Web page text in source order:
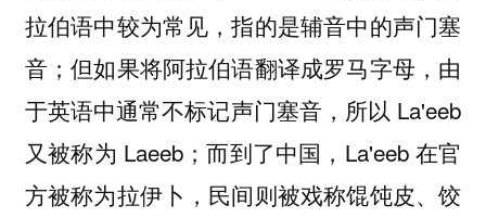
拉伯语中较为常见，指的是辅音中的声门塞
音；但如果将阿拉伯语翻译成罗马字母，由
于英语中通常不标记声门塞音，所以 La'eeb
又被称为 Laeeb；而到了中国，La'eeb 在官
方被称为拉伊卜，民间则被戏称馄饨皮、饺